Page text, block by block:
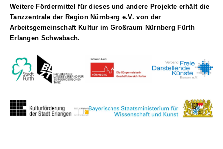
Weitere Fördermittel für dieses und andere Projekte erhält die
Tanzzentrale der Region Nürnberg e.V. von der
Arbeitsgemeinschaft Kultur im Großraum Nürnberg Fürth
Erlangen Schwabach.